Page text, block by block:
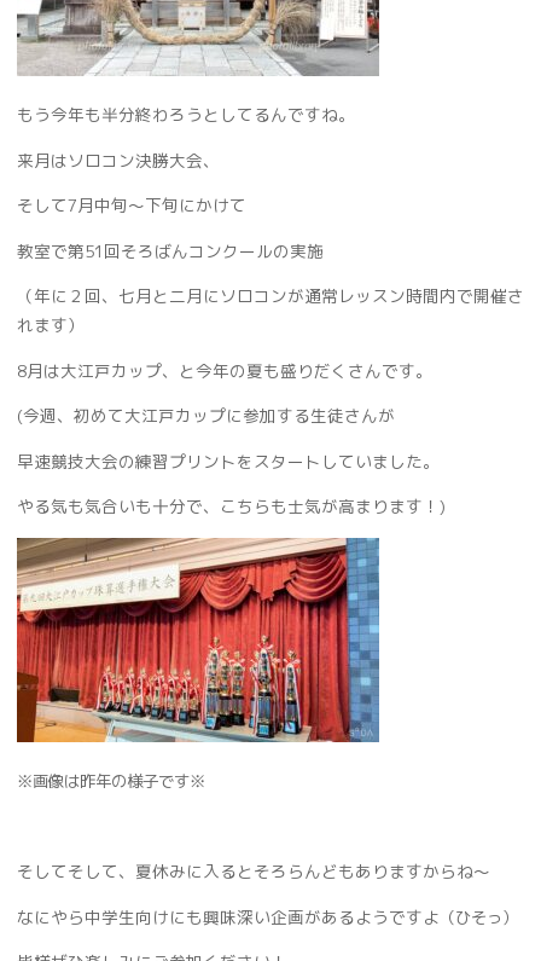
もう今年も半分終わろうとしてるんですね。
来月はソロコン決勝大会、
そして7月中旬〜下旬にかけて
教室で第51回そろばんコンクールの実施
（年に２回、七月と二月にソロコンが通常レッスン時間内で開催さ
れます）
8月は大江戸カップ、と今年の夏も盛りだくさんです。
(今週、初めて大江戸カップに参加する生徒さんが
早速競技大会の練習プリントをスタートしていました。
やる気も気合いも十分で、こちらも士気が高まります！)
※画像は昨年の様子です※
そしてそして、夏休みに入るとそろらんどもありますからね〜
なにやら中学生向けにも興味深い企画があるようですよ （ひそっ）